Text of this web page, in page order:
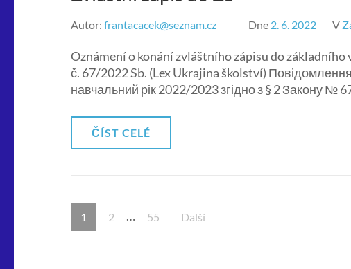
Autor: frantacacek@seznam.cz Dne 2. 6. 2022 V
Oznámení o konání zvláštního zápisu do
č. 67/2022 Sb. (Lex Ukrajina školství)
навчальний рік 2022/2023 згідно з § 2 Закону №
ČÍST CELÉ
Stránkování
příspěvků
Stránka
1 Stránka
2 … Stránka
55 Další